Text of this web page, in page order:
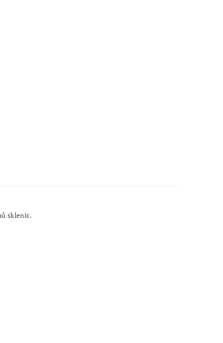
sklenic.